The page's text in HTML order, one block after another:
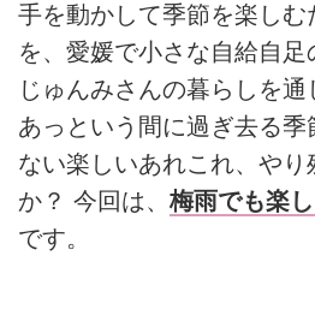
手を動かして季節を楽しむ
を、愛媛で小さな自給自足
じゅんみさんの暮らしを通
あっという間に過ぎ去る季
ない楽しいあれこれ、やり
か？ 今回は、 梅雨でも楽
です。